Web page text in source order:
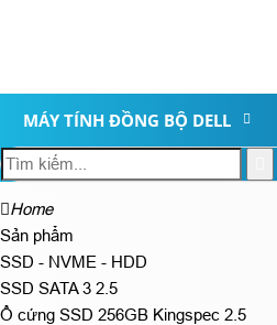
MÁY TÍNH ĐỒNG BỘ DELL
Home
Sản phẩm
SSD - NVME - HDD
SSD SATA 3 2.5
Ổ cứng SSD 256GB Kingspec 2.5